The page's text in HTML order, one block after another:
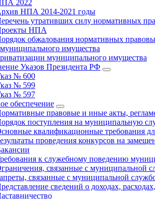
2022
НПА 2014-2021 годы
утративших силу нормативных
НПА
обжалования нормативных
муниципального имущества
муниципального имущества
Указов Президента РФ
№ 600
№ 599
№ 597
обеспечение
правовые и иные акты,
поступления на муниципальную
квалификационные требования
проведения конкурсов на
к служебному поведению
связанные с муниципальной
связанные с муниципальной
сведений о доходах,